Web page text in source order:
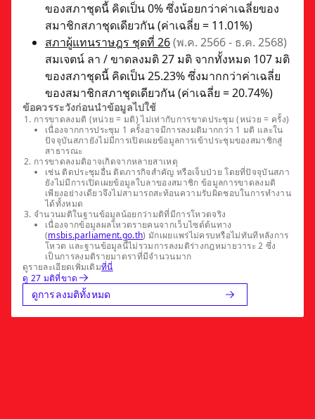
ของสภาชุดนี้ คิดเป็น 0% ซึ่งน้อยกว่าค่าเฉลี่ยของ
สมาชิกสภาชุดเดียวกัน (ค่าเฉลี่ย = 11.01%)
สภาผู้แทนราษฎร ชุดที่ 26(พ.ค. 2566 - ธ.ค. 2568)
สมเจตน์ ลา / ขาดลงมติ 27 มติ จากทั้งหมด 107 มติ
ของสภาชุดนี้ คิดเป็น 25.23% ซึ่งมากกว่าค่าเฉลี่ย
ของสมาชิกสภาชุดเดียวกัน (ค่าเฉลี่ย = 20.74%)
ข้อควรระวังก่อนนำข้อมูลไปใช้
การขาดลงมติ (หน่วย = มติ) ไม่เท่ากับการขาดประชุม (หน่วย = ครั้ง)
เนื่องจากการประชุม 1 ครั้งอาจมีการลงมติมากกว่า 1 มติ และใน
ปัจจุบันสภายังไม่มีการเปิดเผยข้อมูลการเข้าประชุมของสมาชิกสู่
สาธารณะ
การขาดลงมติอาจเกิดจากหลายสาเหตุ
เช่น ติดประชุมอื่น ติดภารกิจสำคัญ หรือเจ็บป่วย โดยที่ปัจจุบันสภา
ยังไม่มีการเปิดเผยข้อมูลใบลาของสมาชิก ข้อมูลการขาดลงมติ
เพียงอย่างเดียวจึงไม่สามารถสะท้อนความรับผิดชอบในการทำงาน
ได้ทั้งหมด
จำนวนมติในฐานข้อมูลน้อยกว่ามติที่มีการโหวตจริง
เนื่องจากข้อมูลผลโหวตรายคนจากเว็บไซต์ต้นทาง
(msbis.parliament.go.th) มักเผยแพร่ไม่ครบหรือไม่ทันทีหลังการ
โหวต และฐานข้อมูลนี้ไม่รวมการลงมติร่างกฎหมายวาระ 2 ซึ่ง
เป็นการลงมติรายมาตราที่มีจำนวนมาก
ดูรายละเอียดเพิ่มเติมที่นี่
ดู 27 มติที่ขาด
ดูการลงมติทั้งหมด